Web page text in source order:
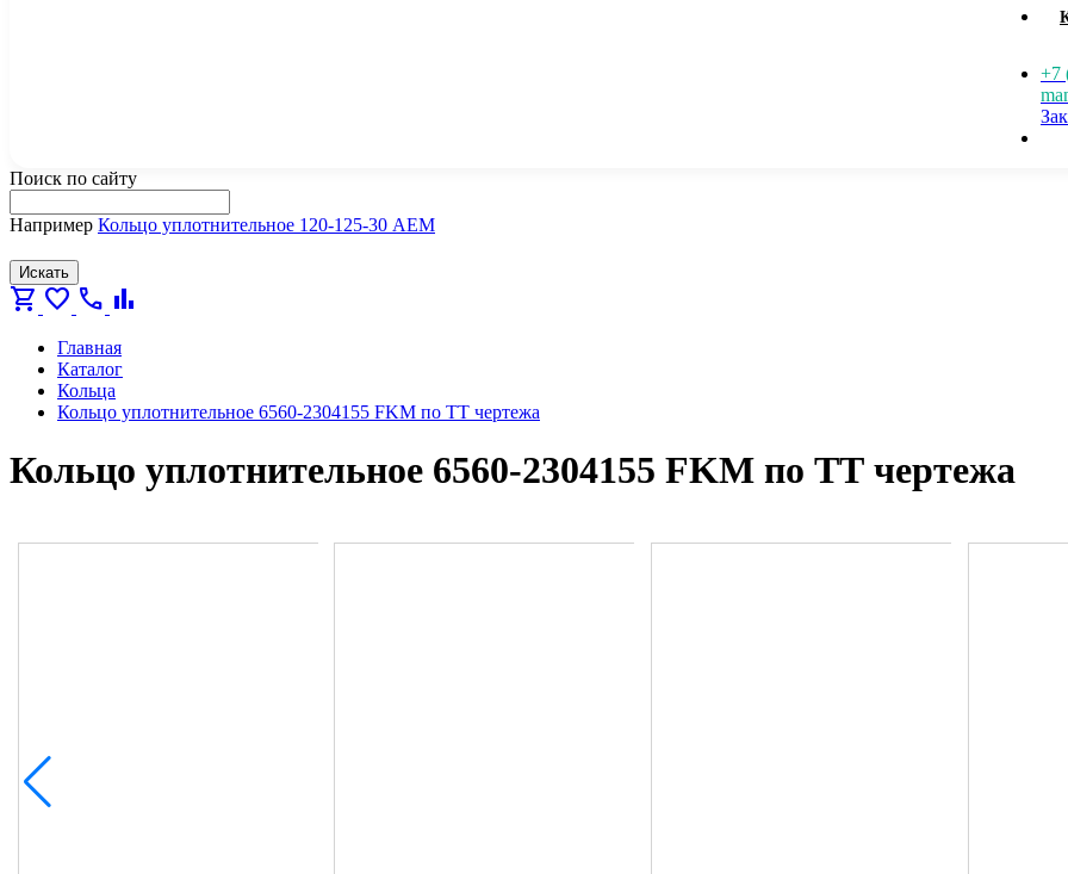
+7
Поиск по сайту
Например Кольцо уплотнительное 120-125-30 AEM
Искать
shopping_cart favorite call bar_chart
Главная
Каталог
Кольца
Кольцо уплотнительное 6560-2304155 FKM по ТТ чертежа
Кольцо уплотнительное 6560-2304155 FKM по ТТ чертежа